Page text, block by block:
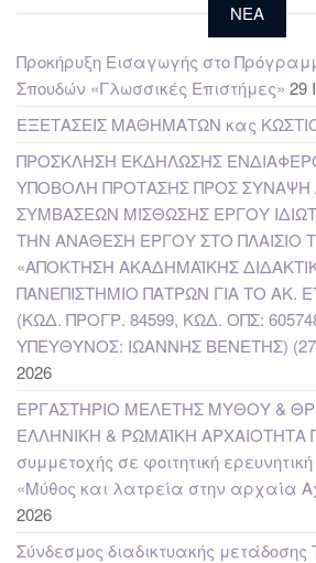
NEA
Προκήρυξη Εισαγωγής στο
Σπουδών «Γλωσσικές Επιστήμες» 29
ΕΞΕΤΑΣΕΙΣ ΜΑΘΗΜΑΤΩΝ κας
ΠΡΟΣΚΛΗΣΗ ΕΚΔΗΛΩΣΗΣ
ΥΠΟΒΟΛΗ ΠΡΟΤΑΣΗΣ ΠΡΟΣ ΣΥΝΑΨΗ
ΣΥΜΒΑΣΕΩΝ ΜΙΣΘΩΣΗΣ ΕΡΓΟΥ
ΤΗΝ ΑΝΑΘΕΣΗ ΕΡΓΟΥ ΣΤΟ ΠΛΑΙΣΙΟ
«ΑΠΟΚΤΗΣΗ ΑΚΑΔΗΜΑΪΚΗΣ
ΠΑΝΕΠΙΣΤΗΜΙΟ ΠΑΤΡΩΝ ΓΙΑ ΤΟ ΑΚ.
(ΚΩΔ. ΠΡΟΓΡ. 84599, ΚΩΔ. ΟΠΣ:
ΥΠΕΥΘΥΝΟΣ: ΙΩΑΝΝΗΣ ΒΕΝΕΤΗΣ)
2026
ΕΡΓΑΣΤΗΡΙΟ ΜΕΛΕΤΗΣ ΜΥΘΟΥ &
ΕΛΛΗΝΙΚΗ & ΡΩΜΑΪΚΗ ΑΡΧΑΙΟΤΗΤΑ
συμμετοχής σε φοιτητική
«Μύθος και λατρεία στην αρχαία
2026
Σύνδεσμος διαδικτυακής μετάδοσης